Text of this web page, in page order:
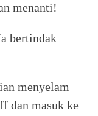
menanti!
bertindak
menyelam
dan masuk ke